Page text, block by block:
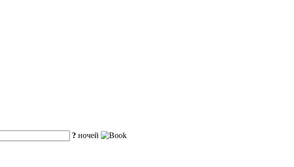
? ночей